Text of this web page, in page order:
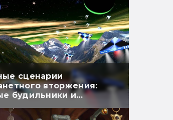
сценарии
вторжения:
будильники и
огурцы